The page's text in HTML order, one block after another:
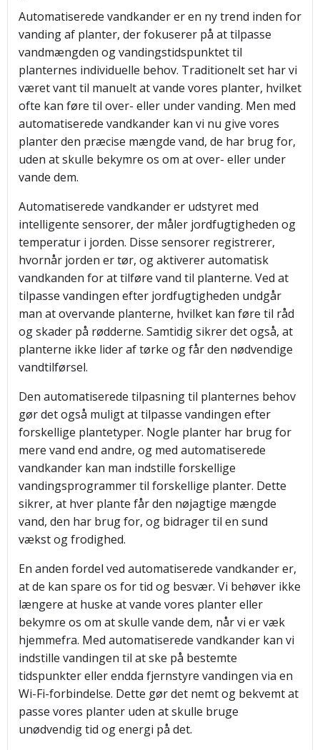
Automatiserede vandkander er en ny trend inden for
vanding af planter, der fokuserer på at tilpasse
vandmængden og vandingstidspunktet til
planternes individuelle behov. Traditionelt set har vi
været vant til manuelt at vande vores planter, hvilket
ofte kan føre til over- eller under vanding. Men med
automatiserede vandkander kan vi nu give vores
planter den præcise mængde vand, de har brug for,
uden at skulle bekymre os om at over- eller under
vande dem.
Automatiserede vandkander er udstyret med
intelligente sensorer, der måler jordfugtigheden og
temperatur i jorden. Disse sensorer registrerer,
hvornår jorden er tør, og aktiverer automatisk
vandkanden for at tilføre vand til planterne. Ved at
tilpasse vandingen efter jordfugtigheden undgår
man at overvande planterne, hvilket kan føre til råd
og skader på rødderne. Samtidig sikrer det også, at
planterne ikke lider af tørke og får den nødvendige
vandtilførsel.
Den automatiserede tilpasning til planternes behov
gør det også muligt at tilpasse vandingen efter
forskellige plantetyper. Nogle planter har brug for
mere vand end andre, og med automatiserede
vandkander kan man indstille forskellige
vandingsprogrammer til forskellige planter. Dette
sikrer, at hver plante får den nøjagtige mængde
vand, den har brug for, og bidrager til en sund
vækst og frodighed.
En anden fordel ved automatiserede vandkander er,
at de kan spare os for tid og besvær. Vi behøver ikke
længere at huske at vande vores planter eller
bekymre os om at skulle vande dem, når vi er væk
hjemmefra. Med automatiserede vandkander kan vi
indstille vandingen til at ske på bestemte
tidspunkter eller endda fjernstyre vandingen via en
Wi-Fi-forbindelse. Dette gør det nemt og bekvemt at
passe vores planter uden at skulle bruge
unødvendig tid og energi på det.